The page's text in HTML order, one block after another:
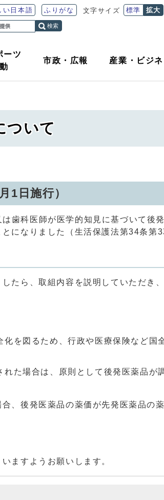
い日本語 ふりがな 文字サイズ 標準 拡大
検索
ーツ
市政 ・ 広報 産業 ・ ビジ
ついて
1日施行）
歯科医師が医学的知見に基づいて後
になりました（生活保護法第34条第3
たら、取組内容を説明していただき
を図るため、行政や医療保険など国
た場合は、原則として後発医薬品が
後発医薬品の薬価が先発医薬品の
ますようお願いします。